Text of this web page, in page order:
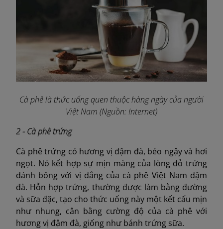
Cà phê là thức uống quen thuộc hàng ngày của người
Việt Nam (Nguồn: Internet)
2 - Cà phê trứng
Cà phê trứng có hương vị đậm đà, béo ngậy và hơi
ngọt. Nó kết hợp sự mịn màng của lòng đỏ trứng
đánh bông với vị đắng của cà phê Việt Nam đậm
đà. Hỗn hợp trứng, thường được làm bằng đường
và sữa đặc, tạo cho thức uống này một kết cấu mịn
như nhung, cân bằng cường độ của cà phê với
hương vị đậm đà, giống như bánh trứng sữa.